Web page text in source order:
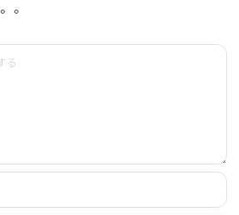
。